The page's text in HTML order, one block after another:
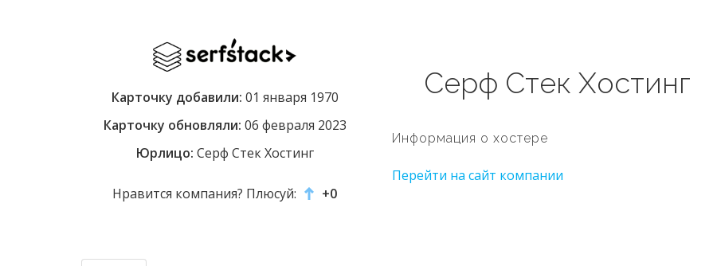
Карточку добавили: 01 января 1970
Карточку обновляли: 06 февраля 2023
Юрлицо: Серф Стек Хостинг
Нравится компания? Плюсуй: +0
Серф Стек Хостинг
Информация о хостере
Перейти на сайт компании